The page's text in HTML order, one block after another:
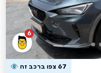
6
67 צפו ברכב זה